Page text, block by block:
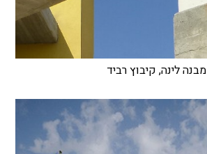
מבנה לינה, קיבוץ רביד